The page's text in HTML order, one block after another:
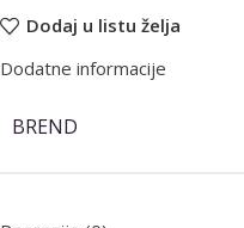
Dodaj u listu želja
Dodatne informacije
BREND